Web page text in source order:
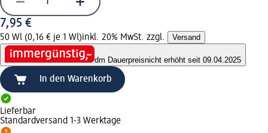
7,95 €
50 Wl (0,16 € je 1 Wl)inkl. 20% MwSt. zzgl. Versand
dm Dauerpreisnicht erhöht seit 09.04.2025
In den Warenkorb
Lieferbar
Standardversand 1-3 Werktage